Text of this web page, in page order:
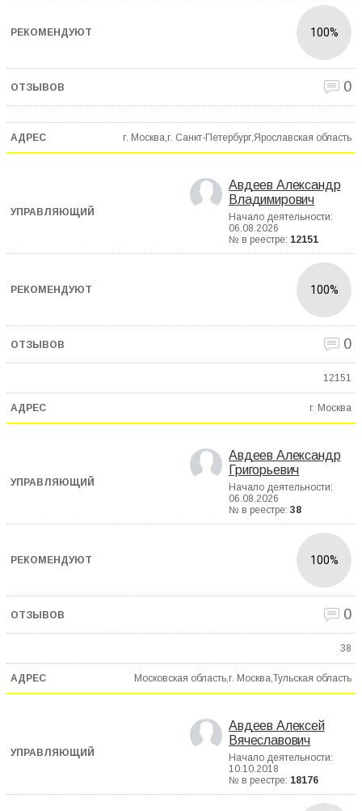
100%
0
г. Москва,г. Санкт-Петербург,Ярославская область
Авдеев Александр
Владимирович
Начало деятельности:
06.08.2026
№ в реестре: 12151
100%
0
12151
г. Москва
Авдеев Александр
Григорьевич
Начало деятельности:
06.08.2026
№ в реестре: 38
100%
0
38
Московская область,г. Москва,Тульская область
Авдеев Алексей
Вячеславович
Начало деятельности:
10.10.2018
№ в реестре: 18176